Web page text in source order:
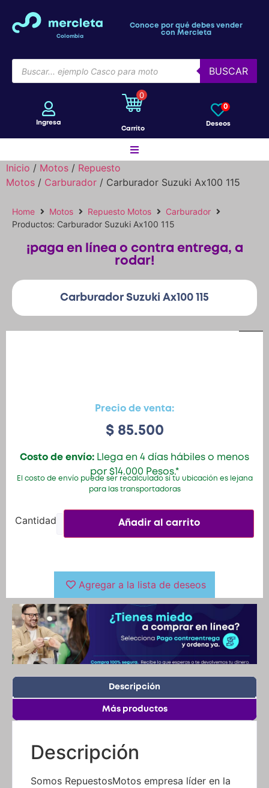
Colombia
Conoce por qué debes vender
con Mercleta
BUSCAR
Ingresa
0
Carrito
Deseos
0
Motos
Bicicletas
Patines
Registrarse
Inicio / Motos / Repuesto
Motos / Carburador / Carburador Suzuki Ax100 115
Home Motos Repuesto Motos
Carburador
Productos: Carburador Suzuki Ax100 115
¡paga en línea o contra entrega, a
rodar!
Carburador Suzuki Ax100 115
Precio de venta:
$85.500
Costo de envío: Llega en 4 días hábiles o menos
por $14.000 Pesos.*
El costo de envío puede ser recalculado si tu ubicación es lejana
para las transportadoras
Añadir al carrito
Agregar a la lista de deseos
Descripción
Más productos
Descripción
Somos RepuestosMotos empresa líder en la